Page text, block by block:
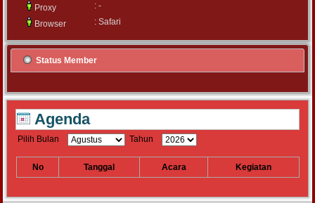
Proxy
: -
Browser
: Safari
Status Member
Agenda
Pilih Bulan Tahun
No Tanggal Acara Kegiatan